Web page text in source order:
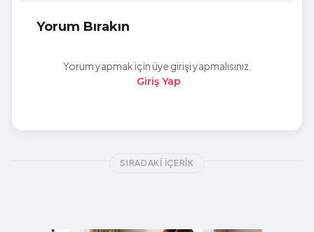
Yorum Bırakın
Yorum yapmak için üye girişi yapmalısınız.
Giriş Yap
SIRADAKI İÇERIK